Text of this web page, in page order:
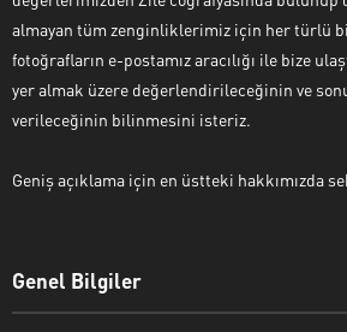
almayan tüm zenginliklerimiz için her türlü
fotoğrafların e-postamız aracılığı ile bize
yer almak üzere değerlendirileceğinin ve
verileceğinin bilinmesini isteriz.
Geniş açıklama için en üstteki hakkımızda
Genel Bilgiler